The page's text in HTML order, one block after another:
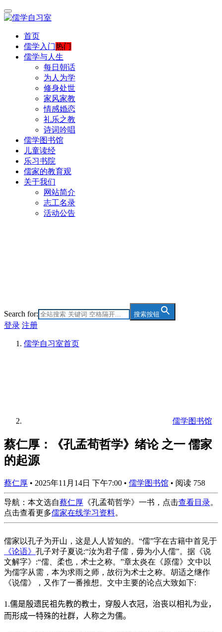
首页
儒学入门热门
儒学与人生
每日朝话
为人为学
修身处世
家风家教
情感婚恋
礼乐之教
诗词吟唱
儒学图书馆
儿童读经
乐习书院
儒家的教育观
关于我们
网站简介
志工名录
活动公告
Search for: 搜索按钮
登录 注册
儒学自习室首页
儒学图书馆
蔡仁厚：《孔孟荀哲学》绪论 之一 儒家
的起源
蔡仁厚 • 2025年11月14日 下午7:00 • 儒学图书馆 • 阅读 758
导航：本文选自蔡仁厚 《孔孟荀哲学》一书，点击查看目录。
点击查看更多儒家在线学习资料。
儒家以孔子为开山，这是人人皆知的。“儒”字在古籍中首见于
《论语》 孔子对子夏说:“汝为君子儒，毋为小人儒”。据《说
文解字》:“儒、柔也，术士之称。”章太炎在《原儒》文中以
为儒字从需，本为求雨之师，故衍为术士之称。胡适之继作
《说儒》，又作了一番推想。文中主要的论点大致如下:
1.儒是殷遗民祖先教的教士，穿殷人衣冠，治丧以相礼为业，
而形成一特殊的社群，人称之为儒。